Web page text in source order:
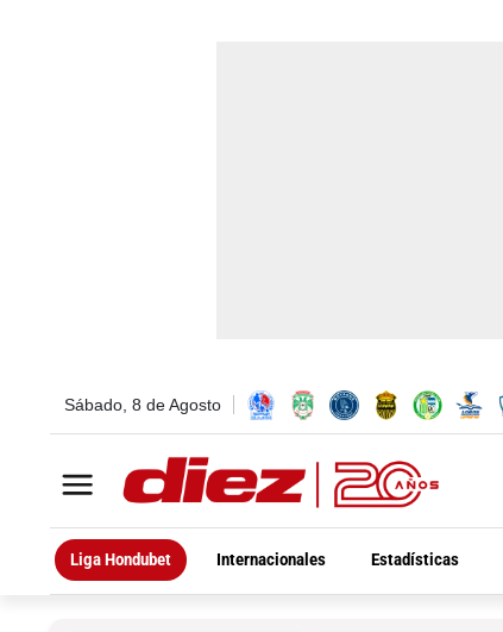
Sábado, 8 de Agosto
Liga Hondubet Internacionales Estadísticas